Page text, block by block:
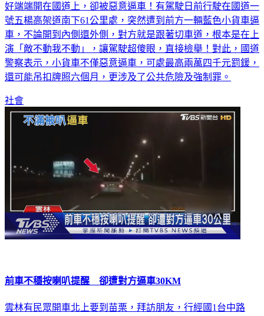
好端端開在國道上，卻被惡意逼車！有駕駛日前行駛在國道一
號五楊高架道南下61公里處，突然遭到前方一輛藍色小貨車逼
車，不論開到內側還外側，對方就是跟著切車道，根本是在上
演「敵不動我不動」，讓駕駛超傻眼，直接檢舉！對此，國道
警察表示，小貨車不僅惡意逼車，可處最高兩萬四千元罰鍰，
還可能吊扣牌照六個月，更涉及了公共危險及強制罪。
社會
前車不穩按喇叭提醒 卻遭對方逼車30KM
雲林有民眾開車北上要到苗栗，拜訪朋友，行經國1台中路